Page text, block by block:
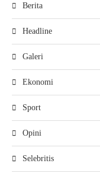
Berita
Headline
Galeri
Ekonomi
Sport
Opini
Selebritis